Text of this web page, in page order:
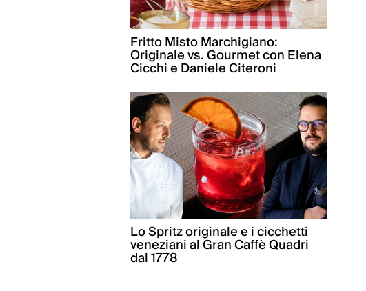
Fritto Misto Marchigiano:
Originale vs. Gourmet con Elena
Cicchi e Daniele Citeroni
Lo Spritz originale e i cicchetti
veneziani al Gran Caffè Quadri
dal 1778